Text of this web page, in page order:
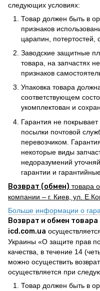
следующих условиях:
Товар должен быть в
признаков
царапин, потертостей,
Заводские защитные
товара, на запчастях
признаков
Упаковка товара
соответствующем
укомплектован и
Гарантия не
посылки почтовой
перевозчиком.
некоторые виды
недоразумений
гарантии и
Возврат (обмен) товара
компании – г. Киев, ул.
Больше информации о
Возврат и обмен
icd.com.ua
Украины «О защите прав
качества, в течение 14
можно осуществить
осуществляется при
Товар должен быть в